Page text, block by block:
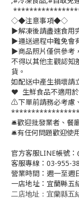
◇◆注意事項◆◇
▶️解凍後請盡速食用
▶️運送過程中難免會
▶️商品照片僅供參考
不得以其他主觀認知
貨。
如配送中產生損壞請
❤️ 生鮮食品不適用
⚠️下單前請務必考慮
🛎歡迎批發業者、餐
🛎有任何問題歡迎使
官方客服LINE帳號：
客服專線：03-955-
營業時間：週一至週
一店地址：宜蘭縣五
二店地址：宜蘭縣五